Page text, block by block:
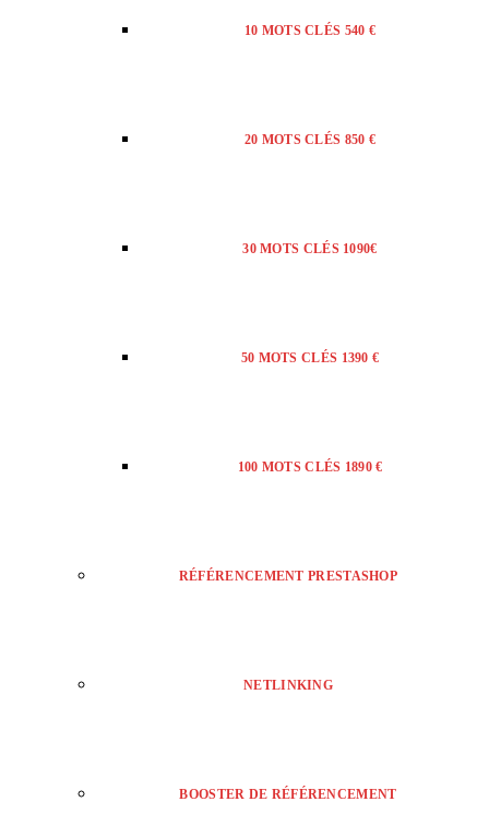
10 MOTS CLÉS 540 €
20 MOTS CLÉS 850 €
30 MOTS CLÉS 1090€
50 MOTS CLÉS 1390 €
100 MOTS CLÉS 1890 €
RÉFÉRENCEMENT PRESTASHOP
NETLINKING
BOOSTER DE RÉFÉRENCEMENT